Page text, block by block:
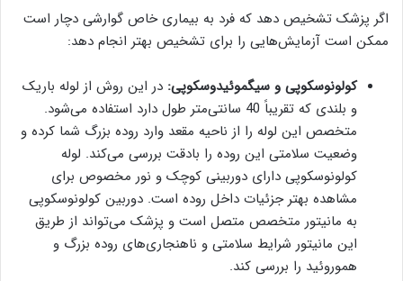
اگر پزشک تشخیص دهد که فرد به بیماری خاص گوارشی دچار است
ممکن است آزمایش‌هایی را برای تشخیص بهتر انجام دهد:
کولونوسکوپی و سیگموئیدوسکوپی: در این روش از لوله باریک
و بلندی که تقریباً 40 سانتی‌متر طول دارد استفاده می‌شود.
متخصص این لوله را از ناحیه مقعد وارد روده بزرگ شما کرده و
وضعیت سلامتی این روده را بادقت بررسی می‌کند. لوله
کولونوسکوپی دارای دوربینی کوچک و نور مخصوص برای
مشاهده بهتر جزئیات داخل روده است. دوربین کولونوسکوپی
به مانیتور متخصص متصل است و پزشک می‌تواند از طریق
این مانیتور شرایط سلامتی و ناهنجاری‌های روده بزرگ و
هموروئید را بررسی کند.